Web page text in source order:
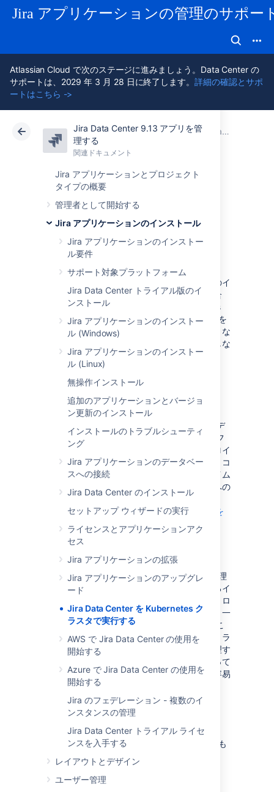
Jira アプリケーションの管理のサポー
Atlassian Cloud で次のステージに進みましょう。Data Center の
サポートは、2029 年 3 月 28 日に終了します。詳細の確認とサポ
ートはこちら ->
Jira Data Center 9.13 アプリを管
理する
関連ドキュメント
Jira アプリケーションとプロジェクト
タイプの概要
管理者として開始する
Jira アプリケーションのインストール
Jira アプリケーションのインストー
ル要件
サポート対象プラットフォーム
Jira Data Center トライアル版のイ
ンストール
Jira アプリケーションのインストー
ル (Windows)
Jira アプリケーションのインストー
ル (Linux)
無操作インストール
追加のアプリケーションとバージョ
ン更新のインストール
インストールのトラブルシューティ
ング
Jira アプリケーションのデータベー
スへの接続
Jira Data Center のインストール
セットアップ ウィザードの実行
ライセンスとアプリケーションアク
セス
Jira アプリケーションの拡張
Jira アプリケーションのアップグレ
ード
Jira Data Center を Kubernetes ク
ラスタで実行する
AWS で Jira Data Center の使用を
開始する
Azure で Jira Data Center の使用を
開始する
Jira のフェデレーション - 複数のイ
ンスタンスの管理
Jira Data Center トライアル ライセ
ンスを入手する
レイアウトとデザイン
ユーザー管理
アトラシアン サポート Jira アプリケーション 9.13 の管理 関連ドキュメント
Jira アプリケーションのインストール
クラウド Data Center 9.13
Jira Data Center を
Kubernetes クラス
タで実行する
オンプレミス型の環境を運用していて、最新のイ
ンフラストラクチャの採用を検討している場合
は、Atlassian Data Center 製品を Kubernetes
クラスターにデプロイできます。Kubernetes を
活用することで、組織の規制要件を損なうことな
く、大規模な管理エクスペリエンスを簡素化しな
がら、チーム間の俊敏性を高めることができま
Kubernetes とは?
Kubernetes (K8s) は、可用性の高い、迅速なデ
プロイとコンテナー オーケストレーションのフ
レームワークです。これを使用すると、デプロイ
を 1 か所で簡単に管理および自動化できます。コ
ンテナーを多用するため、アプリはダウンタイム
なしで最新の状態に保たれ、必要な依存関係への
安全で信頼性の高いアクセスが常に確保されま
詳細は、Kubernetes の公式 Web サイトを
機能の仕組み
Kubernetes はコンテナー化されたアプリの管理
を自動化します。コンテナーおよび基盤となるイ
ンフラストラクチャを管理し、スケーリング、ロ
ールアウト、ロールバックなどを自動化する、一
元的なコントロール プレーンを提供します。こ
のプラットフォームは基盤となるインフラストラ
クチャを抽象化し、コンテナーとアプリを管理す
る統合的な方法を提供するため、開発者にとって
はアプリの大規模な構築、デプロイ、実行が容易
になります。
Kubernetes を使用する理由
Kubernetes は、次のような多くのメリットをも
たらす強力なプラットフォームです
アジリティの向上